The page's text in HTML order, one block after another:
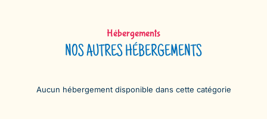
Hébergements
NOS AUTRES HÉBERGEMENTS
Aucun hébergement disponible dans cette catégorie